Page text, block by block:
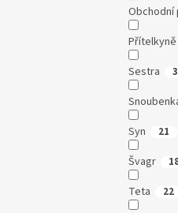
Obchodní
Přítelkyně
Sestra
Syn 21
Švagr
Teta 22